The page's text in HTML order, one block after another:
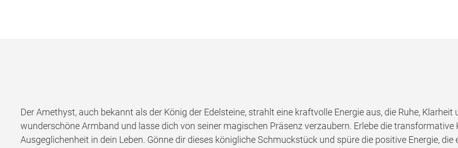
Der Amethyst, auch bekannt als der König der Edelsteine, strahlt eine kraftvolle Energie aus, die Ruhe,
wunderschöne Armband und lasse dich von seiner magischen Präsenz verzaubern. Erlebe die
Ausgeglichenheit in dein Leben. Gönne dir dieses königliche Schmuckstück und spüre die positive Energie, die